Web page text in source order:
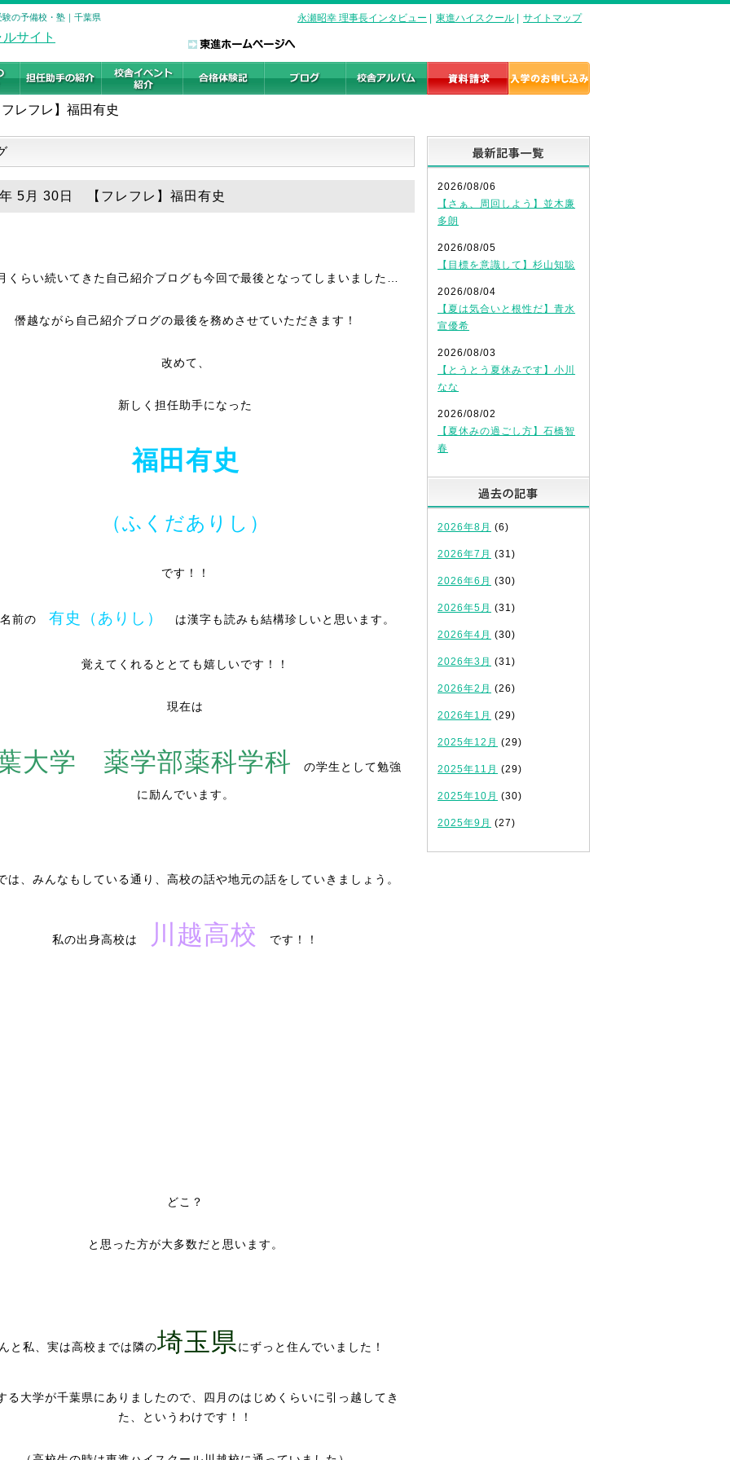
の予備校・塾｜千葉県 永瀬昭幸 理事長インタビュー 東進ハイスクール サイトマップ
レフレ】福田有史
5月 30日 【フレフレ】福田有史
くらい続いてきた自己紹介ブログも今回で最後となってしまいました…
僭越ながら自己紹介ブログの最後を務めさせていただきます！
改めて、
新しく担任助手になった
福田有史
（ふくだありし）
です！！
前の 有史（ありし） は漢字も読みも結構珍しいと思います。
覚えてくれるととても嬉しいです！！
現在は
大学 薬学部薬科学科 の学生として勉強
に励んでいます。
は、みんなもしている通り、高校の話や地元の話をしていきましょう。
私の出身高校は 川越高校 です！！
どこ？
と思った方が大多数だと思います。
と私、実は高校までは隣の埼玉県にずっと住んでいました！
る大学が千葉県にありましたので、四月のはじめくらいに引っ越してき
た、というわけです！！
2026/08/06
【さぁ、周回しよう】並木廉
多朗
2026/08/05
【目標を意識して】杉山知聡
2026/08/04
【夏は気合いと根性だ】青水
宣優希
2026/08/03
【とうとう夏休みです】小川
なな
2026/08/02
【夏休みの過ごし方】石橋智
春
2026年8月 (6)
2026年7月 (31)
2026年6月 (30)
2026年5月 (31)
2026年4月 (30)
2026年3月 (31)
2026年2月 (26)
2026年1月 (29)
2025年12月 (29)
2025年11月 (29)
2025年10月 (30)
2025年9月 (27)